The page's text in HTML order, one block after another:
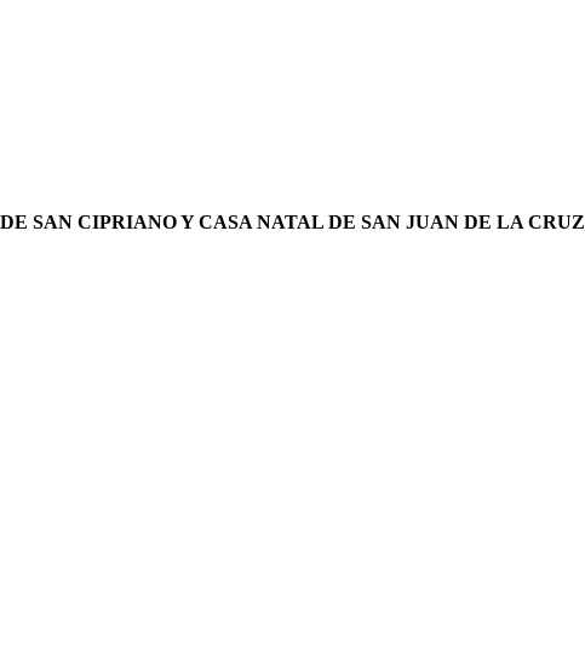
SAN CIPRIANO Y CASA NATAL DE SAN JUAN DE LA CRUZ